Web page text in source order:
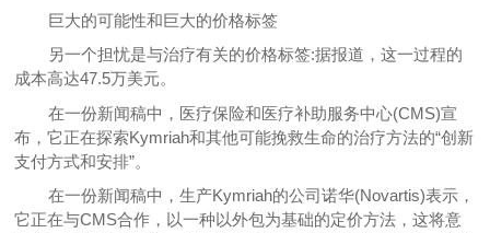
巨大的可能性和巨大的价格标签
另一个担忧是与治疗有关的价格标签:据报道，这一过程的
成本高达47.5万美元。
在一份新闻稿中，医疗保险和医疗补助服务中心(CMS)宣
布，它正在探索Kymriah和其他可能挽救生命的治疗方法的“创新
支付方式和安排”。
在一份新闻稿中，生产Kymriah的公司诺华(Novartis)表示，
它正在与CMS合作，以一种以外包为基础的定价方法，这将意